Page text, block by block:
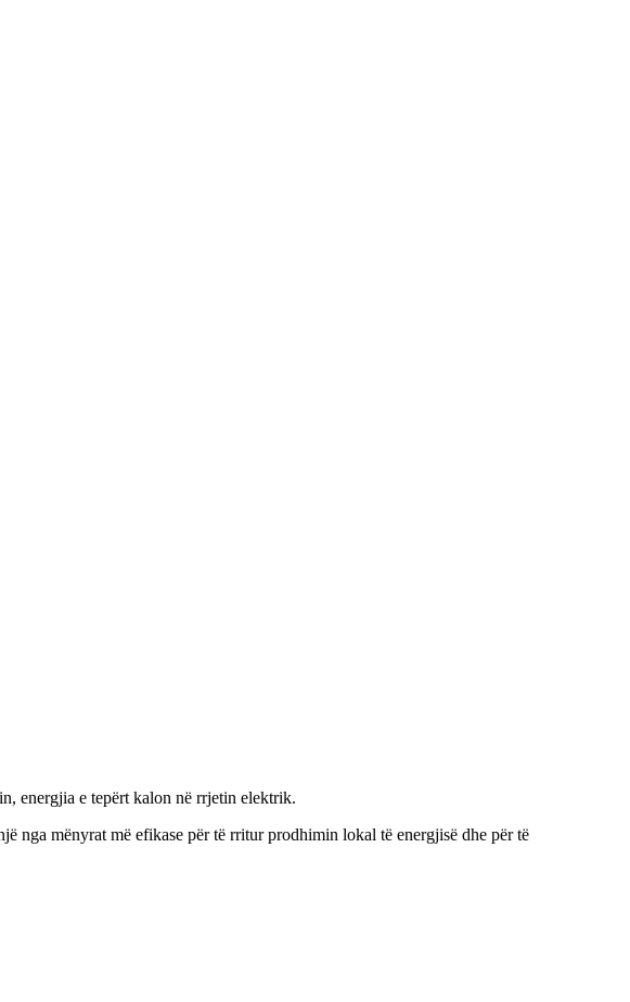
energjia e tepërt kalon në rrjetin elektrik.
nga mënyrat më efikase për të rritur prodhimin lokal të energjisë dhe për të